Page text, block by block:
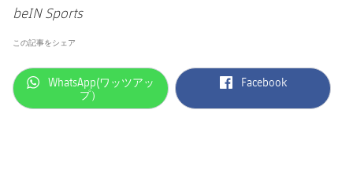
beIN Sports
この記事をシェア
label.aria.whatsapp
WhatsApp(ワッツアッ
プ）
label.aria.facebook
Facebook